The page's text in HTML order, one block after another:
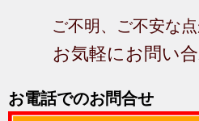
ご不明、ご不安な
お気軽にお問い
お電話でのお問合せ